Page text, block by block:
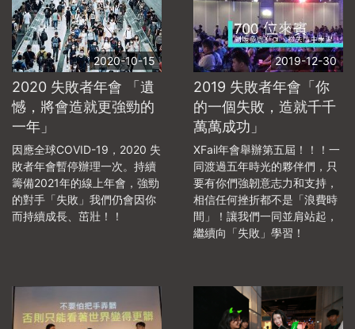
2020-10-15
2020 失敗者年會 「遺
憾，將會造就更強勁的
一年」
因應全球COVID-19，2020 失
敗者年會暫停辦理一次。持續
籌備2021年的線上年會，強勁
的對手「失敗」我們仍會因你
而持續成長、茁壯！！
2019-12-30
2019 失敗者年會「你
的一個失敗，造就千千
萬萬成功」
XFail年會舉辦第五屆！！！一
同渡過五年時光的夥伴們，只
要有你們強韌意志力和支持，
相信任何挫折都不是「浪費時
間」！讓我們一同並肩站起，
繼續向「失敗」學習！